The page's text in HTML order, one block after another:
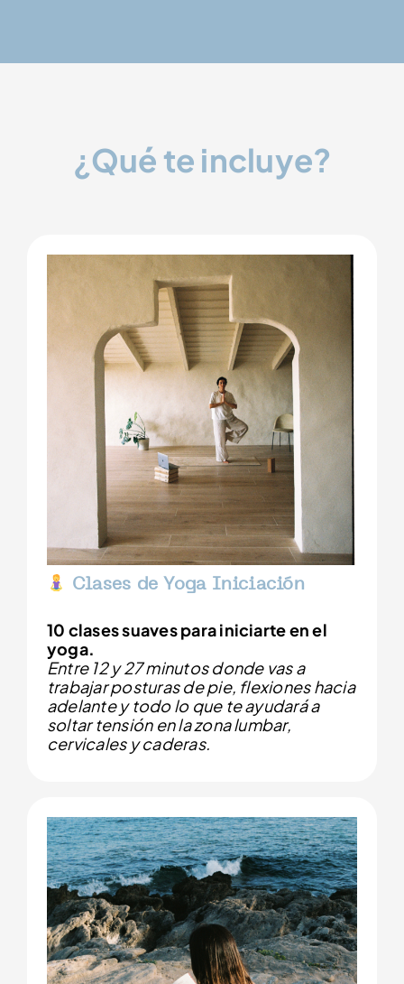
¿Qué te incluye?
Clases de Yoga Iniciación
10 clases suaves para iniciarte en el
yoga.
Entre 12 y 27 minutos donde vas a
trabajar posturas de pie, flexiones hacia
adelante y todo lo que te ayudará a
soltar tensión en la zona lumbar,
cervicales y caderas.